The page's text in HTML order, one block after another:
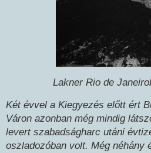
Lakner Rio de
Két évvel a Kiegyezés előtt ért
Váron azonban még mindig
levert szabadságharc utáni
oszladozóban volt. Még néhány